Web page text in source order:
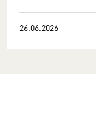
26.06.2026